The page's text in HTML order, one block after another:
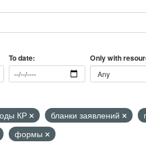
To date Only with
КР бланки заявлений
формы